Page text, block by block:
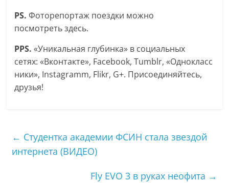
PS. Фоторепортаж поездки можно
посмотреть здесь.
PPS. «Уникальная глубинка» в социальных
сетях: «Вконтакте», Facebook, Tumblr, «Однокласс
ники», Instagramm, Flikr, G+. Присоединяйтесь,
друзья!
← Студентка академии ФСИН стала звездой
интернета (ВИДЕО)
Fly EVO 3 в руках неофита →